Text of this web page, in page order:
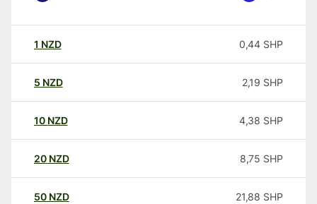
1 NZD 0,44 SHP
5 NZD 2,19 SHP
10 NZD 4,38 SHP
20 NZD 8,75 SHP
50 NZD 21,88 SHP